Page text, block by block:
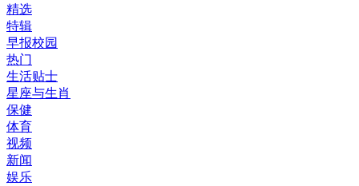
精选
特辑
早报校园
热门
生活贴士
星座与生肖
保健
体育
视频
新闻
娱乐